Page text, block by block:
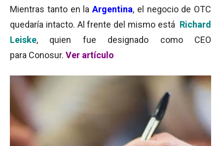
Mientras tanto en la Argentina, el negocio de OTC
quedaría intacto. Al frente del mismo está Richard
Leiske, quien fue designado como CEO
para Conosur. Ver artículo